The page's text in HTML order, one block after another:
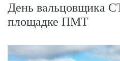
День вальцовщика
площадке ПМТ